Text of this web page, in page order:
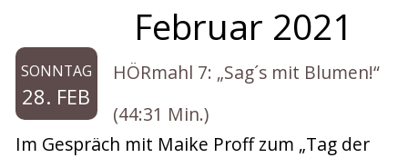
Über das Projekt
Mitmachen
Februar 2021
SONNTAG
28. FEB
HÖRmahl 7: „Sag´s mit Blumen!“
(44:31 Min.)
Im Gespräch mit Maike Proff zum „Tag der